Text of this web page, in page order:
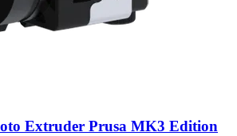
Extruder Prusa MK3 Edition